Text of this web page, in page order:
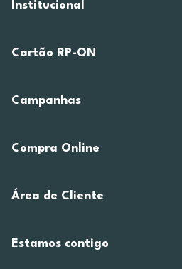
Institucional
Cartão RP-ON
Campanhas
Compra Online
Área de Cliente
Estamos contigo